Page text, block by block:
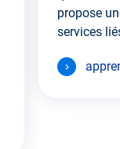
propose
services